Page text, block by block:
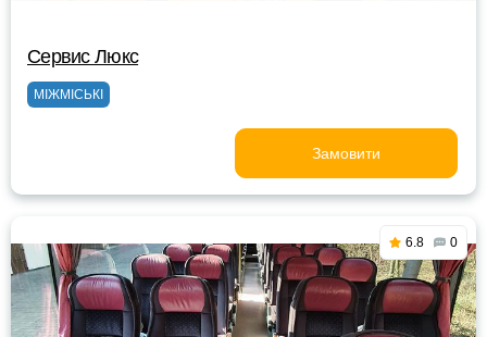
Сервис Люкс
МІЖМІСЬКІ
Замовити
6.8 0